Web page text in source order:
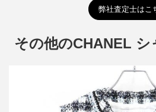
弊社査定士はこ
その他のCHANEL シ